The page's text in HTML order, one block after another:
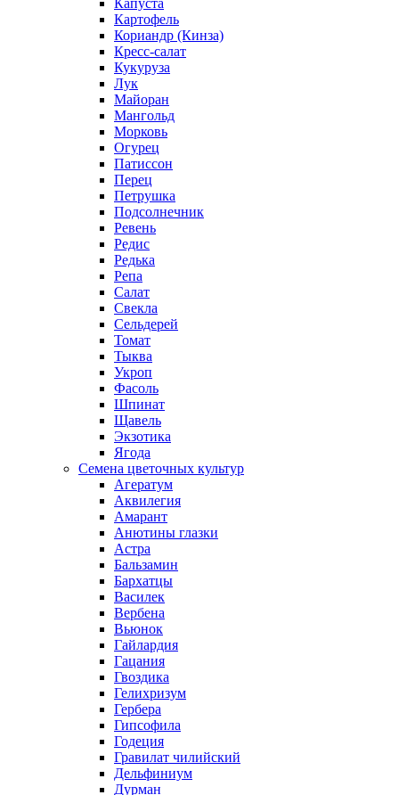
Капуста
Картофель
Кориандр (Кинза)
Кресс-салат
Кукуруза
Лук
Майоран
Мангольд
Морковь
Огурец
Патиссон
Перец
Петрушка
Подсолнечник
Ревень
Редис
Редька
Репа
Салат
Свекла
Сельдерей
Томат
Тыква
Укроп
Фасоль
Шпинат
Щавель
Экзотика
Ягода
Семена цветочных культур
Агератум
Аквилегия
Амарант
Анютины глазки
Астра
Бальзамин
Бархатцы
Василек
Вербена
Вьюнок
Гайлардия
Гацания
Гвоздика
Гелихризум
Гербера
Гипсофила
Годеция
Гравилат чилийский
Дельфиниум
Дурман